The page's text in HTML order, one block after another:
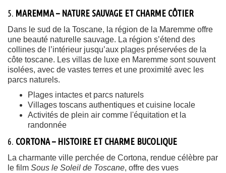
5. MAREMMA – NATURE SAUVAGE ET CHARME CÔTIER
Dans le sud de la Toscane, la région de la Maremme offre
une beauté naturelle sauvage. La région s’étend des
collines de l’intérieur jusqu’aux plages préservées de la
côte toscane. Les villas de luxe en Maremme sont souvent
isolées, avec de vastes terres et une proximité avec les
parcs naturels.
Plages intactes et parcs naturels
Villages toscans authentiques et cuisine locale
Activités de plein air comme l'équitation et la
randonnée
6. CORTONA – HISTOIRE ET CHARME BUCOLIQUE
La charmante ville perchée de Cortona, rendue célèbre par
le film Sous le Soleil de Toscane, offre des vues